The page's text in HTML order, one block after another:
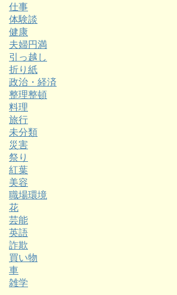
仕事
体験談
健康
夫婦円満
引っ越し
折り紙
政治・経済
整理整頓
料理
旅行
未分類
災害
祭り
紅葉
美容
職場環境
花
芸能
英語
詐欺
買い物
車
雑学